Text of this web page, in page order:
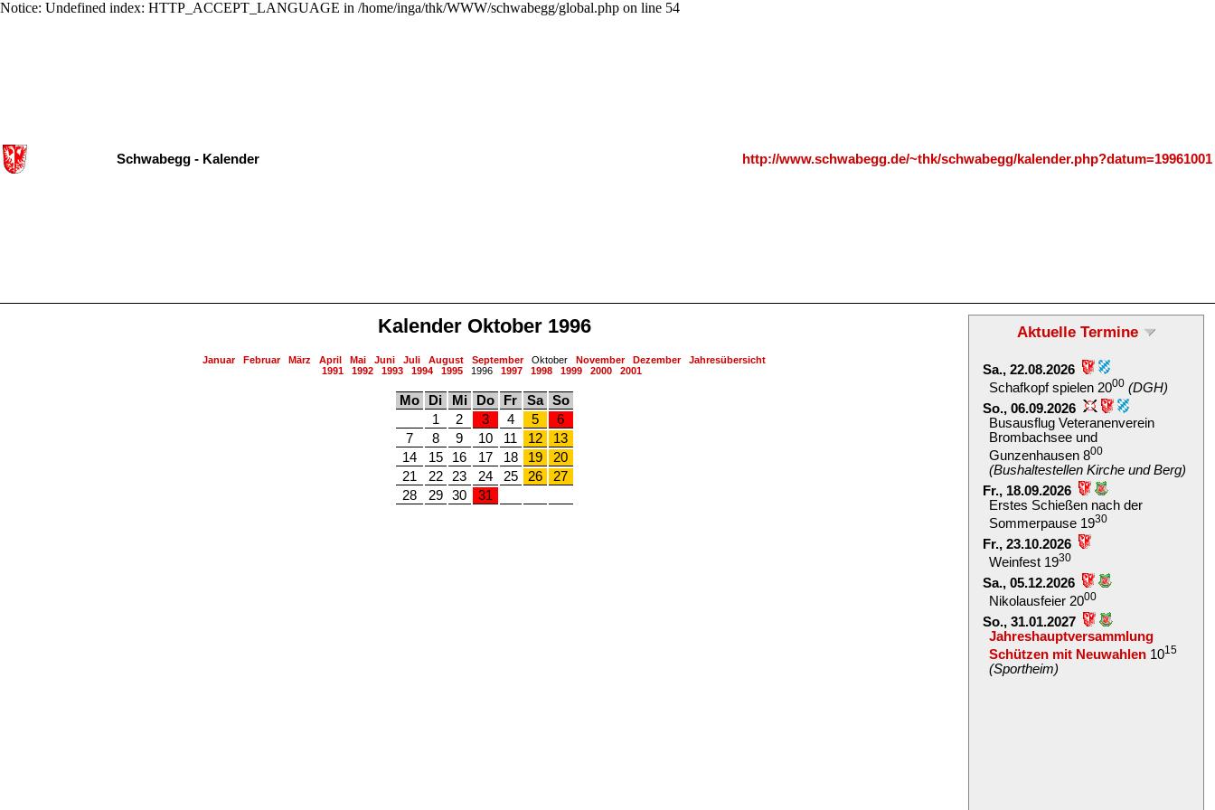
Notice: Undefined index: HTTP_ACCEPT_LANGUAGE in /home/inga/thk/WWW/schwabegg/global.php on line 54
Schwabegg - Kalender http://www.schwabegg.de/~thk/schwabegg/kalender.php?datum=19961001
Kalender Oktober 1996
Januar Februar März April Mai Juni Juli August SeptemberOktober November Dezember
Jahresübersicht
1991
1992 1993 1994 19951996 1997 1998 1999 2000 2001
Mo Di Mi Do Fr Sa
So
1
2 3 4 5
6
7
8 9 10 11 12
13
14
15 16 17 18 19
20
21
22 23 24 25 26
27
28
29 30 31
Aktuelle Termine
Sa., 22.08.2026
Schafkopf spielen 2000 (DGH)
So., 06.09.2026
Busausflug Veteranenverein
Brombachsee und
Gunzenhausen 800
(Bushaltestellen Kirche und Berg)
Fr., 18.09.2026
Erstes Schießen nach der
Sommerpause 1930
Fr., 23.10.2026
Weinfest 1930
Sa., 05.12.2026
Nikolausfeier 2000
So., 31.01.2027
Jahreshauptversammlung
Schützen mit Neuwahlen1015
(Sportheim)